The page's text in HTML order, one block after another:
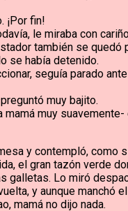
¡Por fin!
le miraba con
también se quedó
se había detenido.
seguía parado
muy bajito.
muy
y contempló, como
el gran tazón verde
galletas. Lo miró
y aunque manchó
mamá no dijo nada.